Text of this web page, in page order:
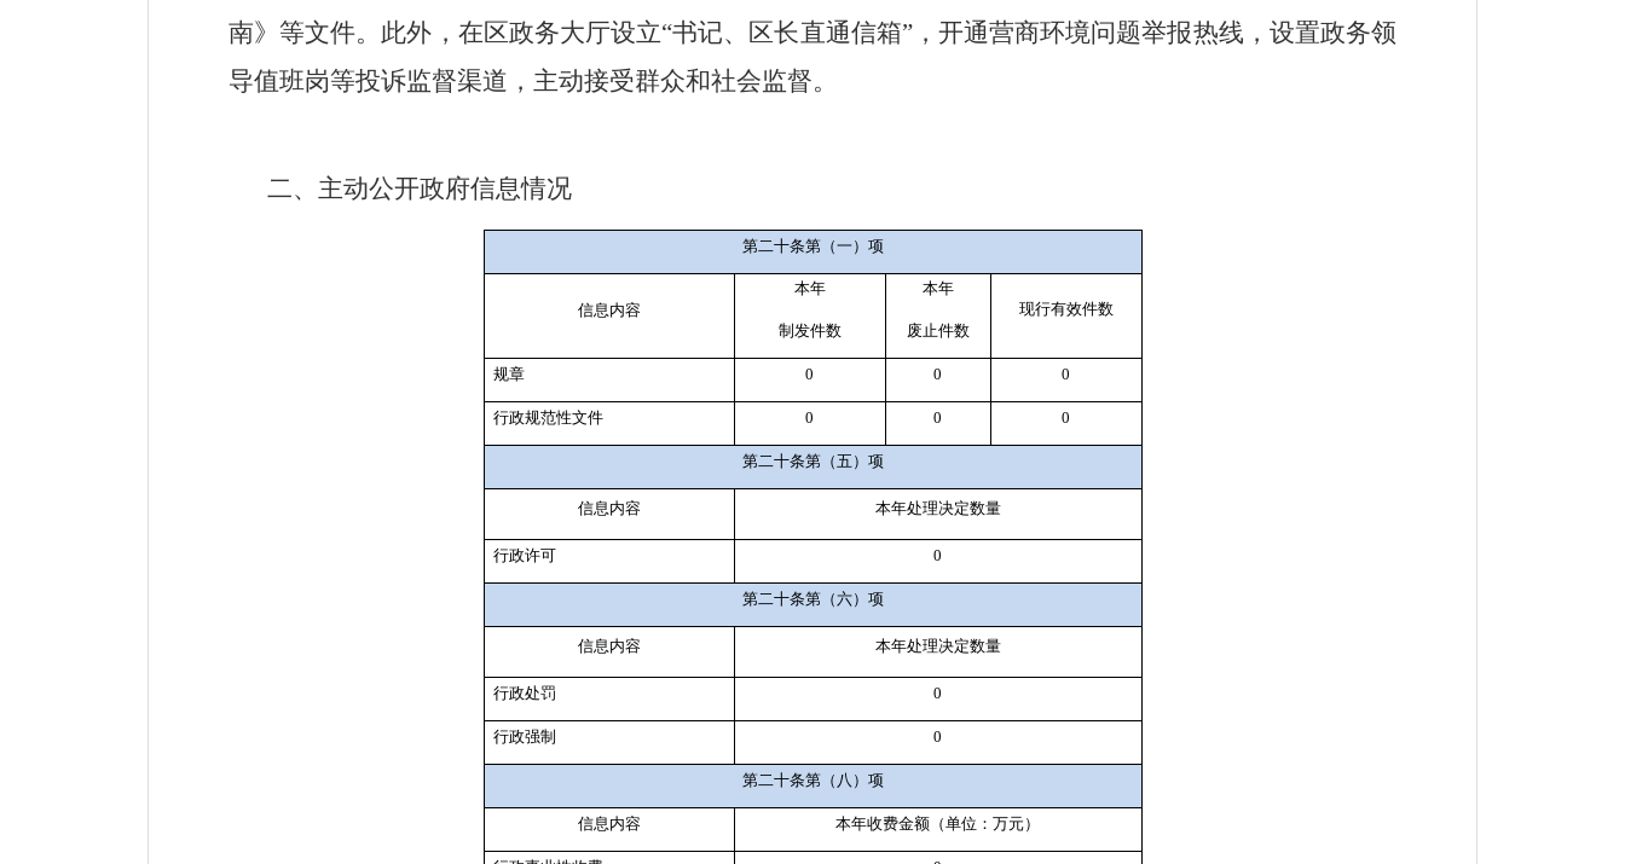
南》等文件。此外，在区政务大厅设立“书记、区长直通信箱”，开通营商环境问题举报热线，设置政务领
导值班岗等投诉监督渠道，主动接受群众和社会监督。
二、主动公开政府信息情况
第二十条第（一）项
信息内容
本年
制 发件数
本年
废止件数
现行有效件数
规章 0 0 0
行政规范性文件 0 0 0
第二十条第（五）项
信息内容 本年处理决定数量
行政许可 0
第二十条第（六）项
信息内容 本年处理决定数量
行政处罚 0
行政强制 0
第二十条第（八）项
信息内容 本年收费金额（单位：万元）